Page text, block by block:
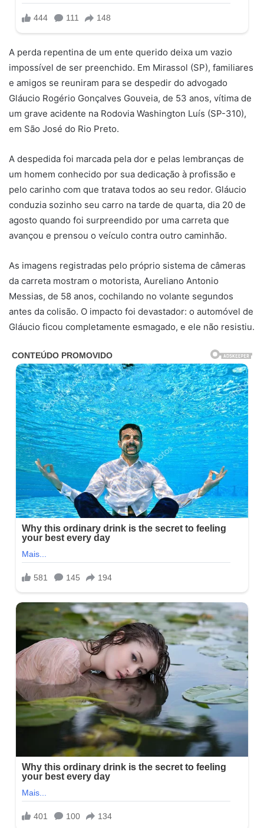
A perda repentina de um ente querido deixa um vazio
impossível de ser preenchido. Em Mirassol (SP), familiares
e amigos se reuniram para se despedir do advogado
Gláucio Rogério Gonçalves Gouveia, de 53 anos, vítima de
um grave acidente na Rodovia Washington Luís (SP-310),
em São José do Rio Preto.
A despedida foi marcada pela dor e pelas lembranças de
um homem conhecido por sua dedicação à profissão e
pelo carinho com que tratava todos ao seu redor. Gláucio
conduzia sozinho seu carro na tarde de quarta, dia 20 de
agosto quando foi surpreendido por uma carreta que
avançou e prensou o veículo contra outro caminhão.
As imagens registradas pelo próprio sistema de câmeras
da carreta mostram o motorista, Aureliano Antonio
Messias, de 58 anos, cochilando no volante segundos
antes da colisão. O impacto foi devastador: o automóvel de
Gláucio ficou completamente esmagado, e ele não resistiu.